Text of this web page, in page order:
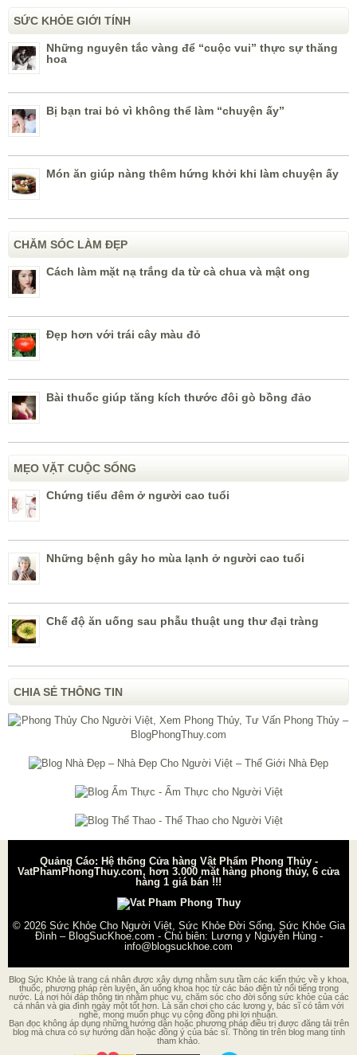
SỨC KHỎE GIỚI TÍNH
Những nguyên tắc vàng để “cuộc vui” thực sự thăng
hoa
Bị bạn trai bỏ vì không thể làm “chuyện ấy”
Món ăn giúp nàng thêm hứng khởi khi làm chuyện ấy
CHĂM SÓC LÀM ĐẸP
Cách làm mặt nạ trắng da từ cà chua và mật ong
Đẹp hơn với trái cây màu đỏ
Bài thuốc giúp tăng kích thước đôi gò bồng đảo
MẸO VẶT CUỘC SỐNG
Chứng tiểu đêm ở người cao tuổi
Những bệnh gây ho mùa lạnh ở người cao tuổi
Chế độ ăn uống sau phẫu thuật ung thư đại tràng
CHIA SẺ THÔNG TIN
Quảng Cáo: Hệ thống Cửa hàng Vật Phẩm Phong Thủy -
VatPhamPhongThuy.com, hơn 3.000 mặt hàng phong thủy, 6 cửa
hàng 1 giá bán !!!
© 2026 Sức Khỏe Cho Người Việt, Sức Khỏe Đời Sống, Sức Khỏe Gia
Đình – BlogSucKhoe.com - Chủ biên: Lương y Nguyễn Hùng-
info@blogsuckhoe.com
Blog Sức Khỏe là trang cá nhân được xây dựng nhằm sưu tầm các kiến thức về y khoa,
thuốc, phương pháp rèn luyện, ăn uống khoa học từ các báo điện tử nổi tiếng trong
nước. Là nơi hỏi đáp thông tin nhằm phục vụ, chăm sóc cho đời sống sức khỏe của các
cá nhân và gia đình ngày một tốt hơn. Là sân chơi cho các lương y, bác sĩ có tâm với
nghề, mong muốn phục vụ cộng đồng phi lợi nhuận.
Bạn đọc không áp dụng những hướng dẫn hoặc phương pháp điều trị được đăng tải trên
blog mà chưa có sự hướng dẫn hoặc đồng ý của bác sĩ. Thông tin trên blog mang tính
tham khảo.